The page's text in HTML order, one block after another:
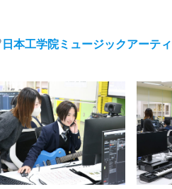
日本工学院ミュージックアーテ